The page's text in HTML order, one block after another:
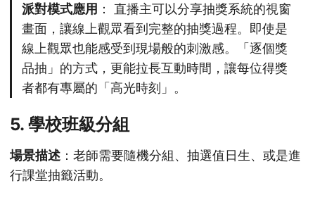
派對模式應用 ： 直播主可以分享抽獎系統的視窗
畫面，讓線上觀眾看到完整的抽獎過程。即使是
線上觀眾也能感受到現場般的刺激感。「逐個獎
品抽」的方式，更能拉長互動時間，讓每位得獎
者都有專屬的「高光時刻」。
5. 學校班級分組
場景描述 ：老師需要隨機分組、抽選值日生、或是進
行課堂抽籤活動。